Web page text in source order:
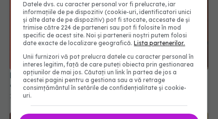
Dan Zaharescu, ARPIM: Ne-am oprit la jumătatea
drumului și va trebui să o luăm din nou de la zero
11 oct 2019, 12:47
Datele dvs. cu caracter personal vor fi prelucrate, iar
informațiile de pe dispozitiv (cookie-uri, identificatori unici
și alte date de pe dispozitiv) pot fi stocate, accesate de și
trimise către 224 de parteneri sau pot fi folosite în mod
specific de acest site. Noi și partenerii noștri putem folosi
date exacte de localizare geografică.Lista partenerilor.
Unii furnizori vă pot prelucra datele cu caracter personal în
interes legitim, față de care puteți obiecta prin gestionarea
opțiunilor de mai jos. Căutați un link în partea de jos a
acestei pagini pentru a gestiona sau a vă retrage
consimțământul în setările de confidențialitate și cookie-
uri.